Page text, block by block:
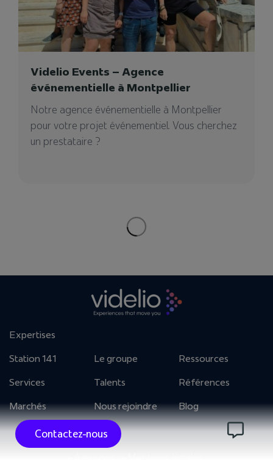
Videlio Events – Agence
événementielle à Montpellier
Notre agence événementielle à Montpellier
pour votre projet événementiel. Vous cherchez
un prestataire ?
Videlio collabore avec CinéFabrique pour
étudiants à...
réalise sa conférence utilisateur grâce au mur
LED...
Contactez-nous